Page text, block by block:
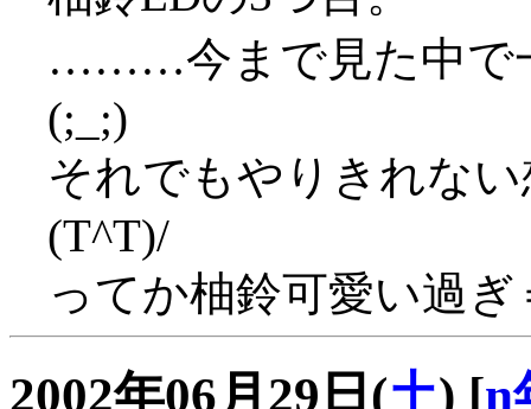
………今まで見た中で
(;_;)
それでもやりきれな
(T^T)/
ってか柚鈴可愛い過
2002年06月29日(土) [n